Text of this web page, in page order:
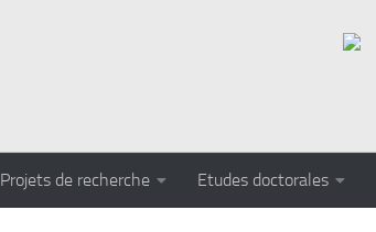
Projets de recherche Etudes doctorales